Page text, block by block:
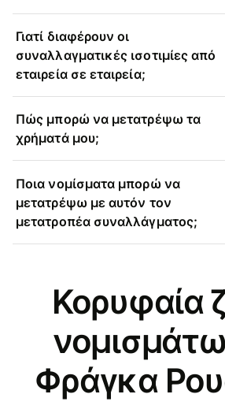
Γιατί διαφέρουν οι
συναλλαγματικές ισοτιμίες από
εταιρεία σε εταιρεία;
Πώς μπορώ να μετατρέψω τα
χρήματά μου;
Ποια νομίσματα μπορώ να
μετατρέψω με αυτόν τον
μετατροπέα συναλλάγματος;
Κορυφαία
Φράγκα